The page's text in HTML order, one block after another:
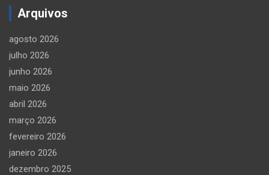
Arquivos
agosto 2026
julho 2026
junho 2026
maio 2026
abril 2026
março 2026
fevereiro 2026
janeiro 2026
dezembro 2025